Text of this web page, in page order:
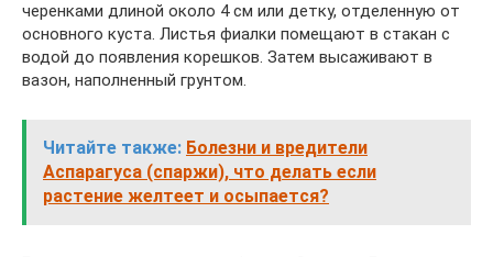
черенками длиной около 4 см или детку, отделенную от
основного куста. Листья фиалки помещают в стакан с
водой до появления корешков. Затем высаживают в
вазон, наполненный грунтом.
Читайте также: Болезни и вредители
Аспарагуса (спаржи), что делать если
растение желтеет и осыпается?